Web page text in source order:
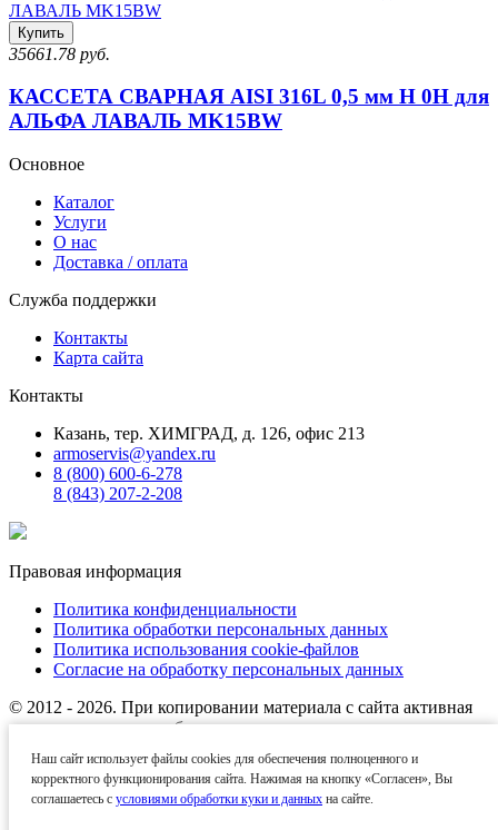
Купить
35661.78 руб.
КАССЕТА СВАРНАЯ AISI 316L 0,5 мм H 0H для
АЛЬФА ЛАВАЛЬ MK15BW
Наш сайт использует файлы cookies для обеспечения полноценного и
корректного функционирования сайта. Нажимая на кнопку «Согласен», Вы
соглашаетесь с условиями обработки куки и данных на сайте.
Основное
Каталог
Услуги
О нас
Доставка / оплата
Служба поддержки
Контакты
Карта сайта
Контакты
Казань, тер. ХИМГРАД, д. 126, офис 213
armoservis@yandex.ru
8 (800) 600-6-278
8 (843) 207-2-208
Правовая информация
Политика конфиденциальности
Политика обработки персональных данных
Политика использования cookie-файлов
Согласие на обработку персональных данных
© 2012 - 2026. При копировании материала с сайта активная
ссылка на источник обязательна.
Названия производителей, компаний и товарные знаки
используются на сайте исключительно в информационных
(справочных) целях. Все товарные знаки и фирменные